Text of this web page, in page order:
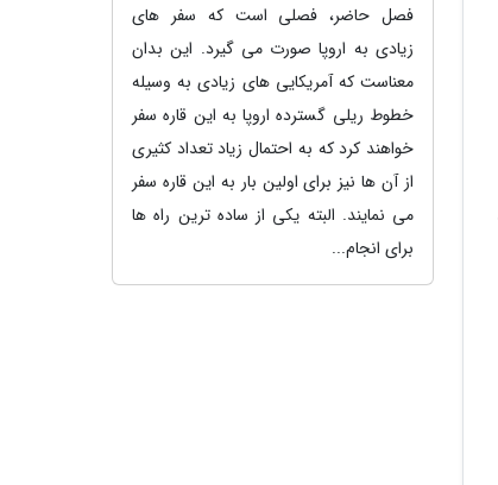
فصل حاضر، فصلی است که سفر های
زیادی به اروپا صورت می گیرد. این بدان
معناست که آمریکایی های زیادی به وسیله
خطوط ریلی گسترده اروپا به این قاره سفر
خواهند کرد که به احتمال زیاد تعداد کثیری
از آن ها نیز برای اولین بار به این قاره سفر
می نمایند. البته یکی از ساده ترین راه ها
برای انجام...